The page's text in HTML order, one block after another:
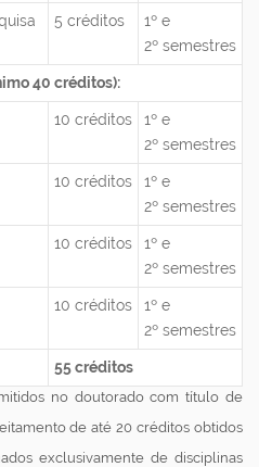
5 créditos
1º e
2º semestres
40 créditos):
10 créditos
1º e
2º semestres
10 créditos
1º e
2º semestres
10 créditos
1º e
2º semestres
10 créditos
1º e
2º semestres
55 créditos
no doutorado com título de
de até 20 créditos obtidos
exclusivamente de disciplinas